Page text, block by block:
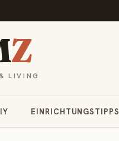
Z
LIVING
EINRICHTUNGSTIPPS